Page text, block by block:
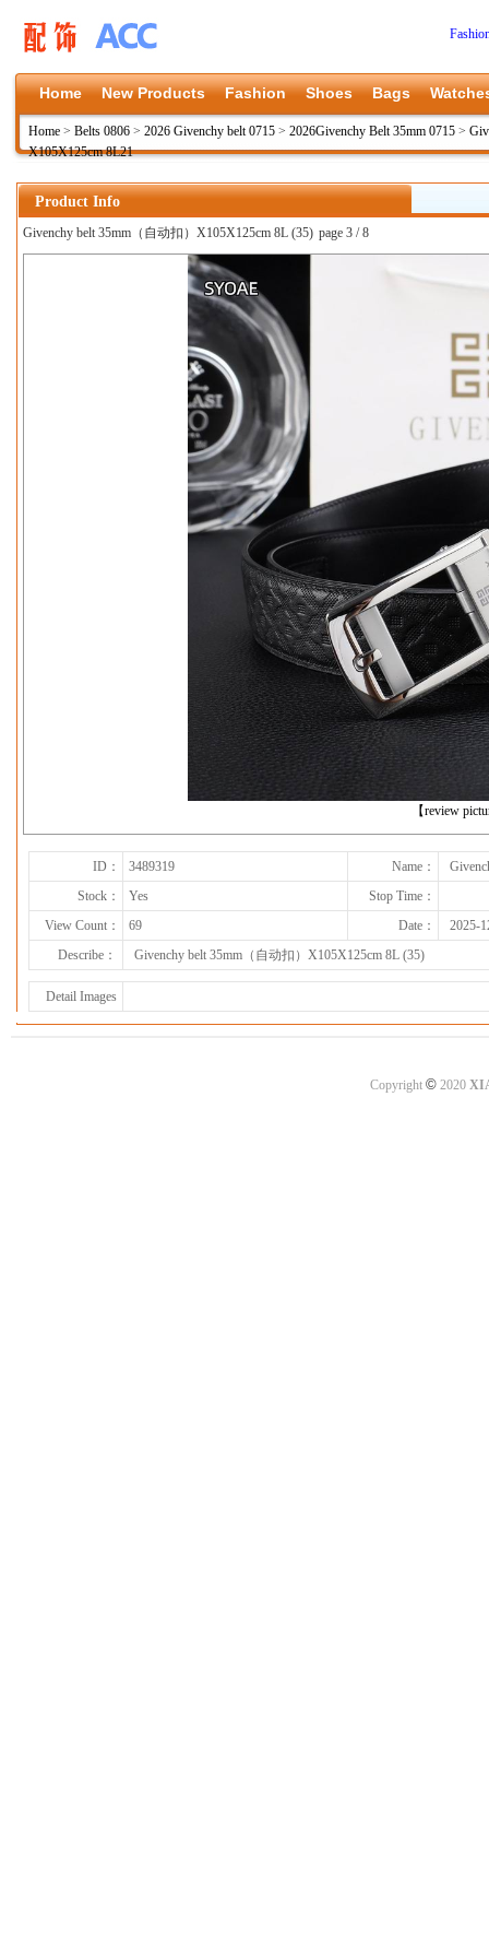
Home New Products Fashion Shoes Bags
Home > Belts 0806 > 2026 Givenchy belt 0715 > 2026Givenchy Belt 35mm 0715 >
X105X125cm 8L21
Product Info
Givenchy belt 35mm（自动扣）X105X125cm 8L (35) page 3 / 8
【review
下一张
ID： 3489319 Name：
Stock：
Yes
Stop Time：
View Count：
69 Date：
2025-
Describe：
Givenchy belt 35mm（自动扣）X105X125cm 8L (35)
Detail Images
Copyright ©2020